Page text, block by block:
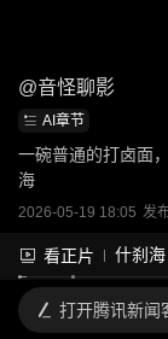
@音怪聊影
AI章节
一碗普通的打卤面
海
2026-05-19 18:05 发
看正片 什刹海
打开腾讯新闻